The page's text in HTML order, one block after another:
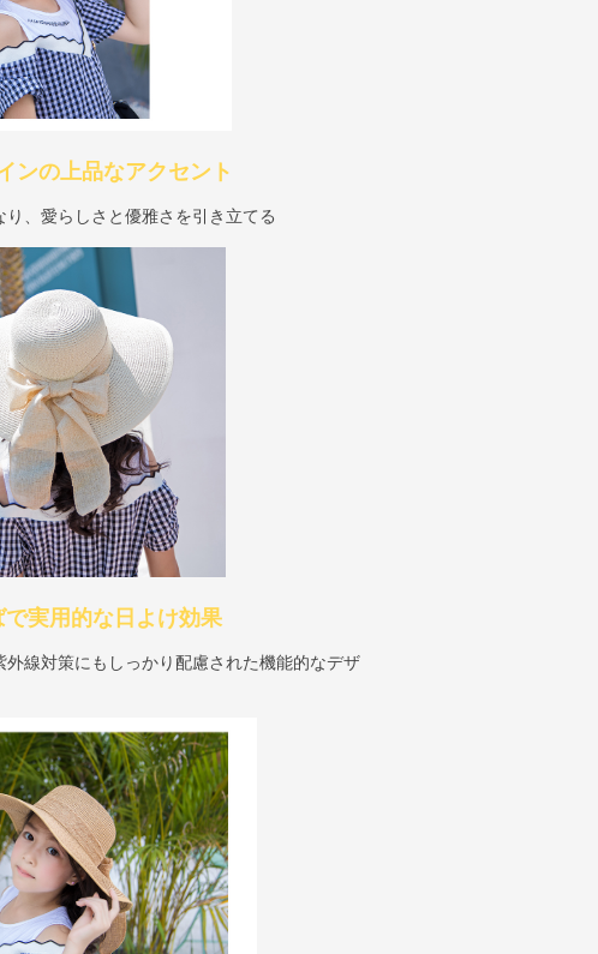
ンの上品なアクセント
、愛らしさと優雅さを引き立てる
で実用的な日よけ効果
線対策にもしっかり配慮された機能的なデザ